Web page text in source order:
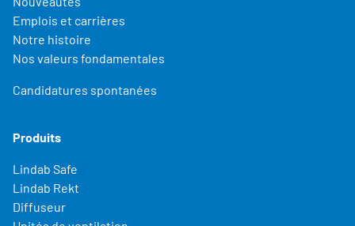
Emplois et carrières
Notre histoire
Nos valeurs fondamentales
Candidatures spontanées
Produits
Lindab Safe
Lindab Rekt
Diffuseur